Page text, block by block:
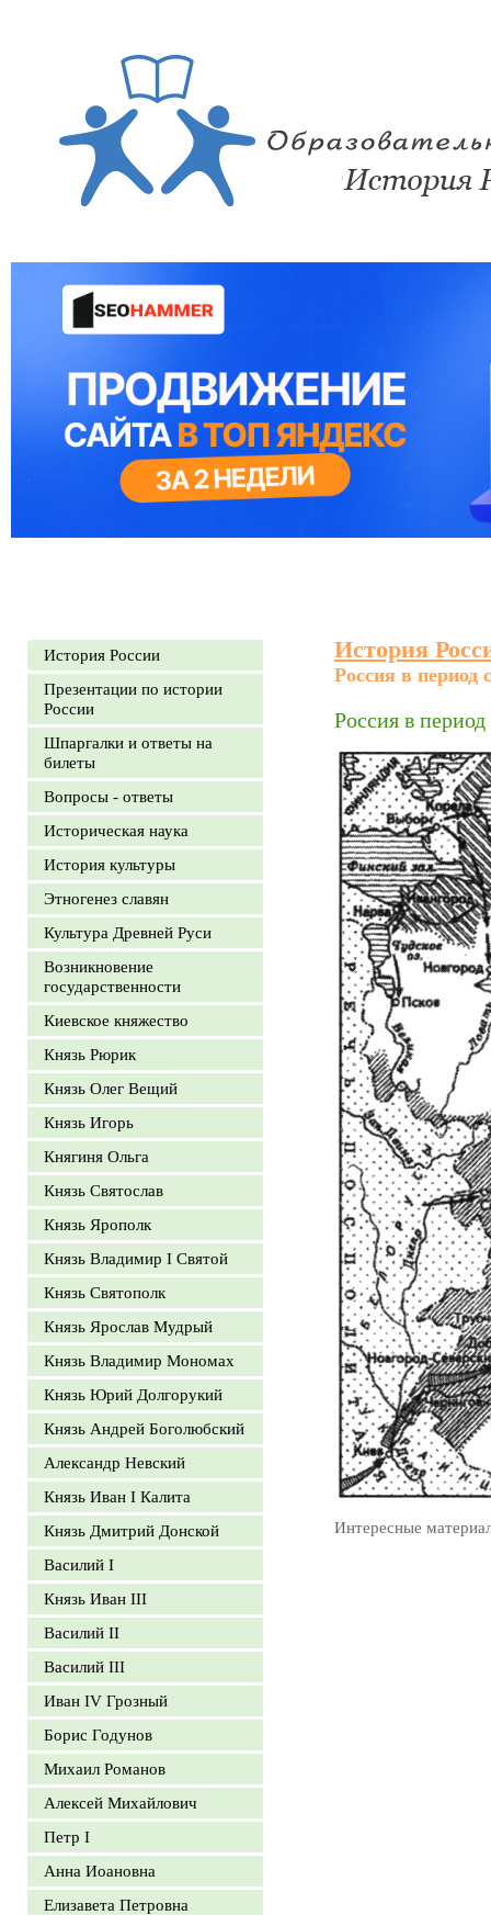
История России
Презентации по истории
России
Шпаргалки и ответы на
билеты
Вопросы - ответы
Историческая наука
История культуры
Этногенез славян
Культура Древней Руси
Возникновение
государственности
Киевское княжество
Князь Рюрик
Князь Олег Вещий
Князь Игорь
Княгиня Ольга
Князь Святослав
Князь Ярополк
Князь Владимир I Святой
Князь Святополк
Князь Ярослав Мудрый
Князь Владимир Мономах
Князь Юрий Долгорукий
Князь Андрей Боголюбский
Александр Невский
Князь Иван I Калита
Князь Дмитрий Донской
Василий I
Князь Иван III
Василий II
Василий III
Иван IV Грозный
Борис Годунов
Михаил Романов
Алексей Михайлович
Петр I
Анна Иоановна
Елизавета Петровна
История
Россия в период
Россия в
Интересные